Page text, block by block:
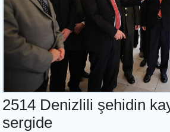
2514 Denizlili şehidin
sergide